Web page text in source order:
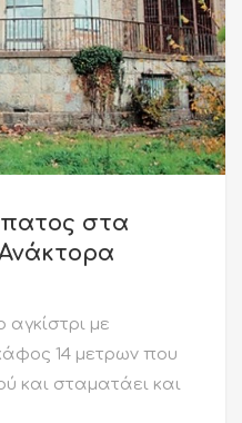
στα
με
14 μετρων που
και σταματάει και